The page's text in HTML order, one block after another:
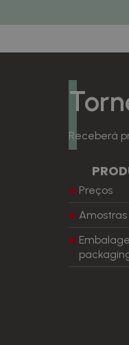
Receberá
Preços
Amostras